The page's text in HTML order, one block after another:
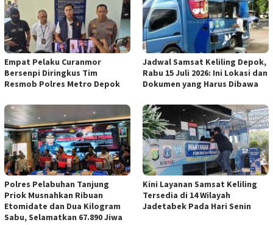
Empat Pelaku Curanmor
Bersenpi Diringkus Tim
Resmob Polres Metro Depok
Jadwal Samsat Keliling Depok,
Rabu 15 Juli 2026: Ini Lokasi dan
Dokumen yang Harus Dibawa
Polres Pelabuhan Tanjung
Priok Musnahkan Ribuan
Etomidate dan Dua Kilogram
Sabu, Selamatkan 67.890 Jiwa
Kini Layanan Samsat Keliling
Tersedia di 14 Wilayah
Jadetabek Pada Hari Senin